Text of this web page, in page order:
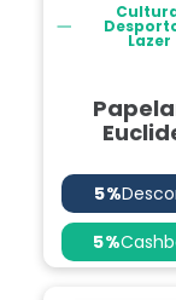
Lazer
5%
5%